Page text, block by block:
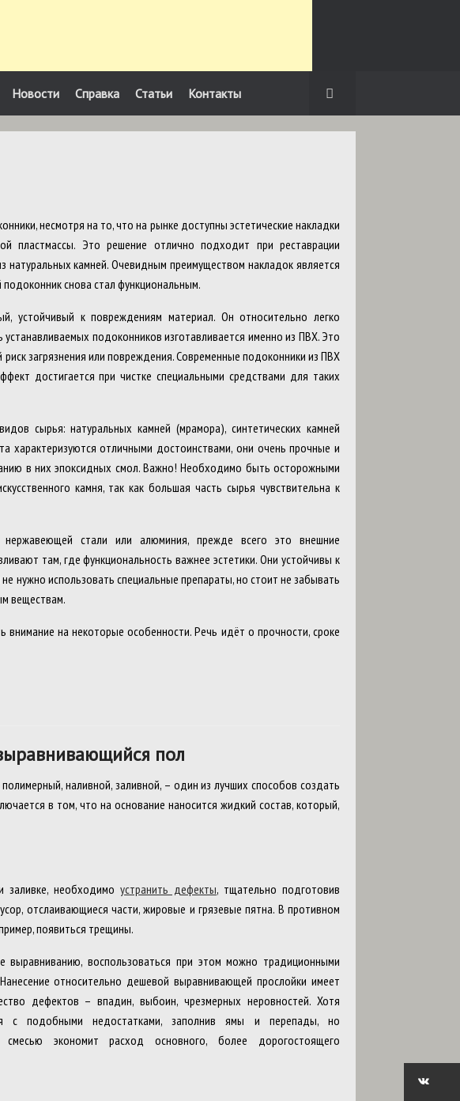
Новости Справка Статьи Контакты
несмотря на то, что на рынке доступны эстетические накладки
пластмассы. Это решение отлично подходит при реставрации
камней. Очевидным преимуществом накладок является
снова стал функциональным.
устойчивый к повреждениям материал. Он относительно легко
подоконников изготавливается именно из ПВХ. Это
загрязнения или повреждения. Современные подоконники из ПВХ
достигается при чистке специальными средствами для таких
сырья: натуральных камней (мрамора), синтетических камней
характеризуются отличными достоинствами, они очень прочные и
в них эпоксидных смол. Важно! Необходимо быть осторожными
камня, так как большая часть сырья чувствительна к
нержавеющей стали или алюминия, прежде всего это внешние
там, где функциональность важнее эстетики. Они устойчивы к
нужно использовать специальные препараты, но стоит не забывать
веществам.
на некоторые особенности. Речь идёт о прочности, сроке
пол
наливной, заливной, – один из лучших способов создать
в том, что на основание наносится жидкий состав, который,
заливке, необходимоустранить дефекты, тщательно подготовив
отслаивающиеся части, жировые и грязевые пятна. В противном
появиться трещины.
выравниванию, воспользоваться при этом можно традиционными
относительно дешевой выравнивающей прослойки имеет
дефектов – впадин, выбоин, чрезмерных неровностей. Хотя
с подобными недостатками, заполнив ямы и перепады, но
смесью экономит расход основного, более дорогостоящего